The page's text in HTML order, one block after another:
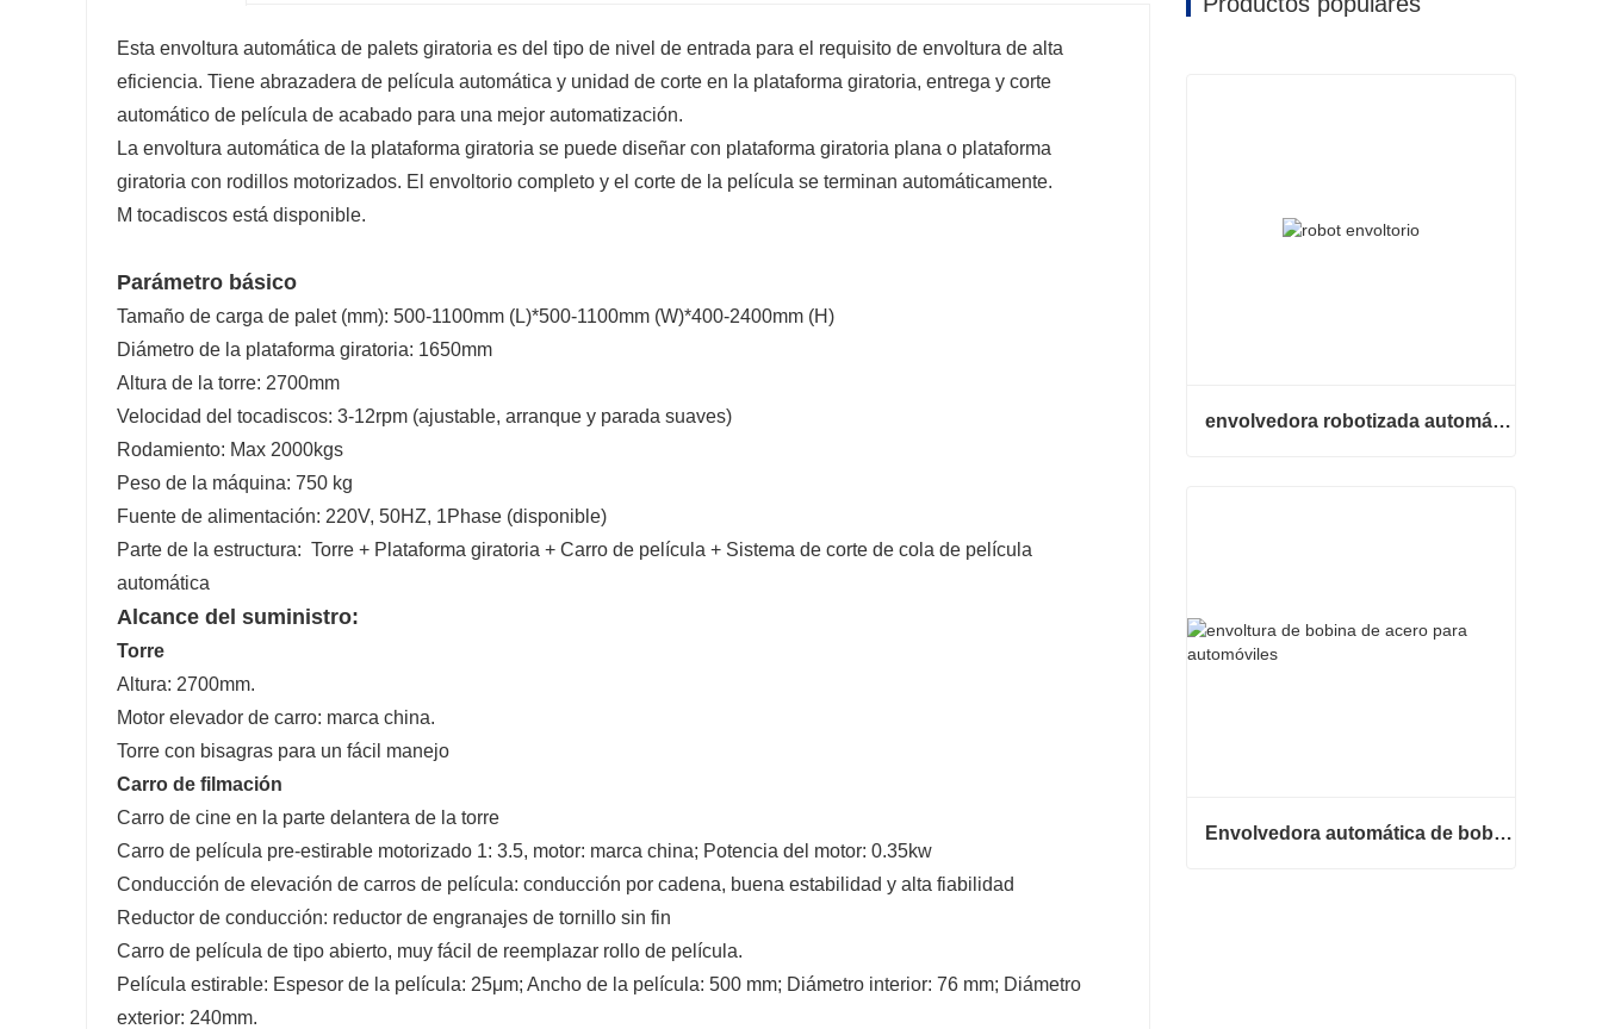
Esta envoltura automática de palets giratoria es del tipo de nivel de entrada para el requisito de envoltura de alta
eficiencia. Tiene abrazadera de película automática y unidad de corte en la plataforma giratoria, entrega y corte
automático de película de acabado para una mejor automatización.
La envoltura automática de la plataforma giratoria se puede diseñar con plataforma giratoria plana o plataforma
giratoria con rodillos motorizados. El envoltorio completo y el corte de la película se terminan automáticamente.
M tocadiscos está disponible.
Parámetro básico
Tamaño de carga de palet (mm): 500-1100mm (L)*500-1100mm (W)*400-2400mm (H)
Diámetro de la plataforma giratoria: 1650mm
Altura de la torre: 2700mm
Velocidad del tocadiscos: 3-12rpm (ajustable, arranque y parada suaves)
Rodamiento: Max 2000kgs
Peso de la máquina: 750 kg
Fuente de alimentación: 220V, 50HZ, 1Phase (disponible)
Parte de la estructura: Torre + Plataforma giratoria + Carro de película + Sistema de corte de cola de película
automática
Alcance del suministro:
Torre
Altura: 2700mm.
Motor elevador de carro: marca china.
Torre con bisagras para un fácil manejo
Carro de filmación
Carro de cine en la parte delantera de la torre
Carro de película pre-estirable motorizado 1: 3.5, motor: marca china; Potencia del motor: 0.35kw
Conducción de elevación de carros de película: conducción por cadena, buena estabilidad y alta fiabilidad
Reductor de conducción: reductor de engranajes de tornillo sin fin
Carro de película de tipo abierto, muy fácil de reemplazar rollo de película.
Película estirable: Espesor de la película: 25μm; Ancho de la película: 500 mm; Diámetro interior: 76 mm; Diámetro
exterior: 240mm.
envolvedora robotizada automática
Envolvedora automática de bobinas de acero